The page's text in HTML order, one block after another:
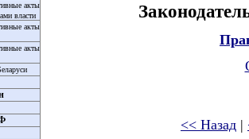
акты
власти
акты
акты
<< Назад |